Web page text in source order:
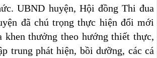
UBND huyện, Hội đồng Thi đua
đã chú trọng thực hiện đổi mới
khen thưởng theo hướng thiết thực,
trung phát hiện, bồi dưỡng, các cá